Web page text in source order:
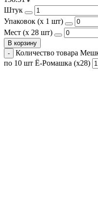
Штук
Упаковок (x 1 шт)
Мест (x 28 шт)
В корзину
Количество товара
по 10 шт Ё-Ромашка (х28)